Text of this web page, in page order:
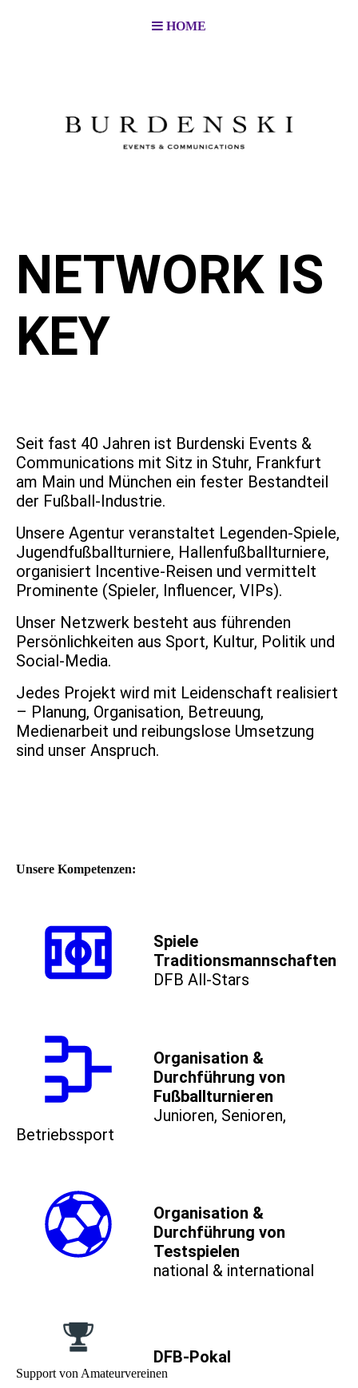
HOME
NETWORK IS
KEY
Seit fast 40 Jahren ist Burdenski Events &
Communications mit Sitz in Stuhr, Frankfurt
am Main und München ein fester Bestandteil
der Fußball-Industrie.
Unsere Agentur veranstaltet Legenden-Spiele,
Jugendfußballturniere, Hallenfußballturniere,
organisiert Incentive-Reisen und vermittelt
Prominente (Spieler, Influencer, VIPs).
Unser Netzwerk besteht aus führenden
Persönlichkeiten aus Sport, Kultur, Politik und
Social-Media.
Jedes Projekt wird mit Leidenschaft realisiert
– Planung, Organisation, Betreuung,
Medienarbeit und reibungslose Umsetzung
sind unser Anspruch.
Unsere Kompetenzen:
Spiele
Traditionsmannschaften
DFB All-Stars
Organisation &
Durchführung von
Fußballturnieren
Junioren, Senioren,
Betriebssport
Organisation &
Durchführung von
Testspielen
national & international
DFB-Pokal
Support von Amateurvereinen